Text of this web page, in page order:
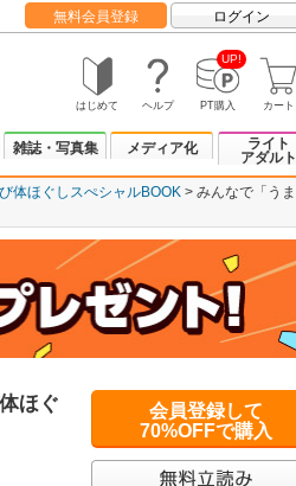
無料会員登録 ログイン
はじめて ヘルプ
UP!
PT購入 カート
雑誌・写真集 メディア化
ライト
アダルト
体ほぐしスぺシャルBOOK
みんなで「うま
ほぐ
会員登録して
70%OFFで購入